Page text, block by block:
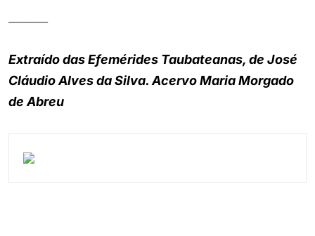
Extraído das Efemérides Taubateanas, de José
Cláudio Alves da Silva. Acervo Maria Morgado
de Abreu